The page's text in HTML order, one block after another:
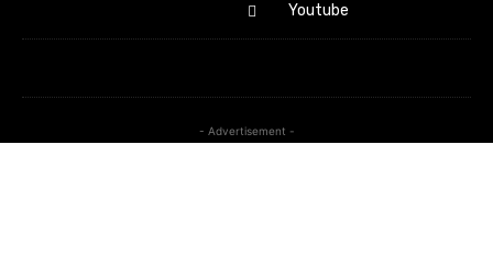
Youtube
- Advertisement -